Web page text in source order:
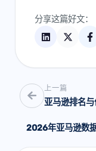
分享这篇好文：
上一篇
亚马逊排名与
2026年亚马逊数